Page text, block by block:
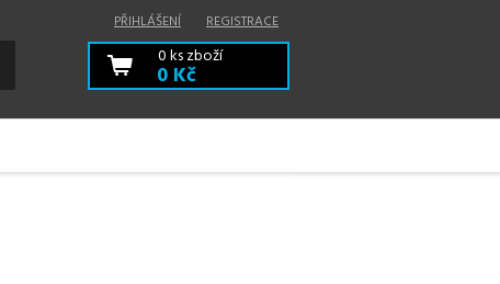
PŘIHLÁŠENÍ REGISTRACE
0ks zboží
0 Kč